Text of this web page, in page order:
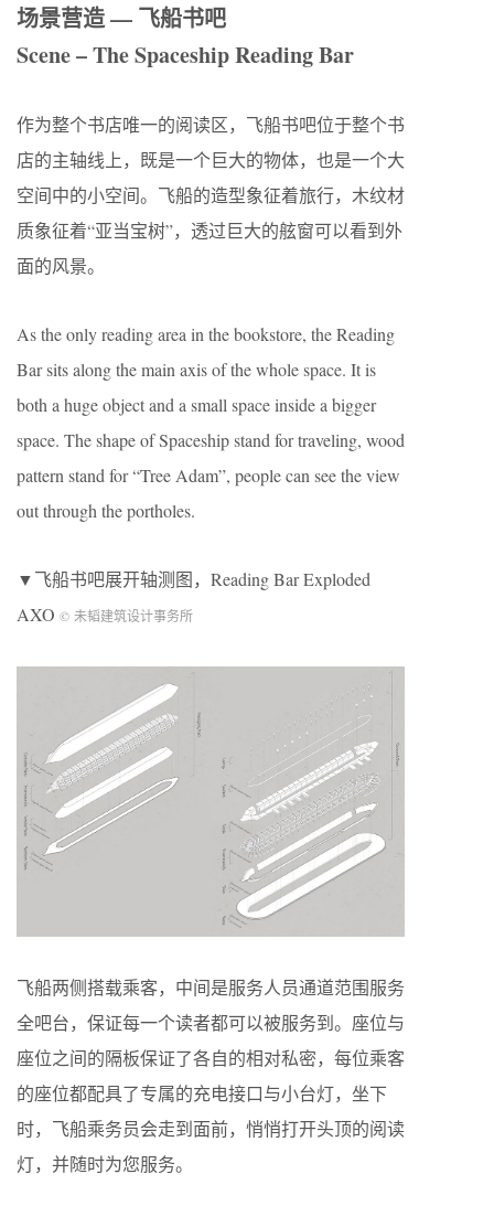
场景营造 — 飞船书吧
Scene – The Spaceship Reading Bar
作为整个书店唯一的阅读区，飞船书吧位于整个书
店的主轴线上，既是一个巨大的物体，也是一个大
空间中的小空间。飞船的造型象征着旅行，木纹材
质象征着“亚当宝树”，透过巨大的舷窗可以看到外
面的风景。
As the only reading area in the bookstore, the Reading
Bar sits along the main axis of the whole space. It is
both a huge object and a small space inside a bigger
space. The shape of Spaceship stand for traveling, wood
pattern stand for “Tree Adam”, people can see the view
out through the portholes.
▼飞船书吧展开轴测图，Reading Bar Exploded
AXO © 未韬建筑设计事务所
飞船两侧搭载乘客，中间是服务人员通道范围服务
全吧台，保证每一个读者都可以被服务到。座位与
座位之间的隔板保证了各自的相对私密，每位乘客
的座位都配具了专属的充电接口与小台灯，坐下
时，飞船乘务员会走到面前，悄悄打开头顶的阅读
灯，并随时为您服务。